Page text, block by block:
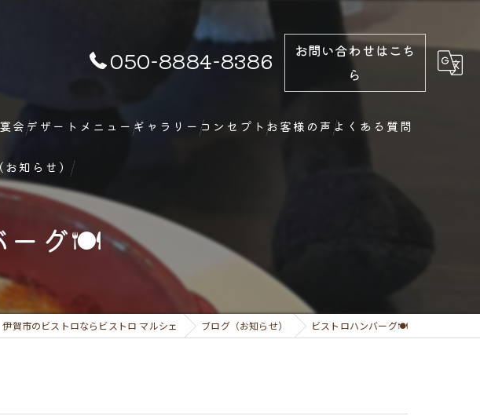
050-8884-8386
お問い合わせはこち
ら
会デザートメニュー ギャラリー コンセプト お客様の声 よくある質問
お知らせ）
ーグ🍽
伊賀市のビストロならビストロ マルシェ ブログ（お知らせ） ビストロハンバーグ🍽